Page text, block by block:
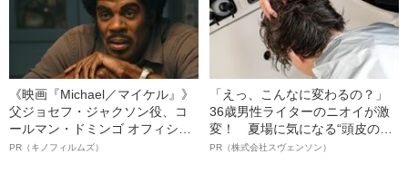
《映画『Michael／マイケル』》
父ジョセフ・ジャクソン役、コ
ールマン・ドミンゴ オフィシャ
ルインタビュー“観客を魅了した
PR（キノフィルムズ）
「えっ、こんなに変わるの？」
36歳男性ライターのニオイが激
変！ 夏場に気になる“頭皮のニ
オイ”や“ベタつき”を解消す
PR（株式会社スヴェンソン）